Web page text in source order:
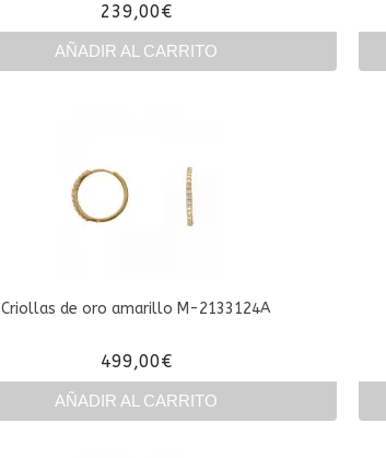
239,00€
AÑADIR AL CARRITO
Criollas de oro amarillo M-2133124A
499,00€
AÑADIR AL CARRITO